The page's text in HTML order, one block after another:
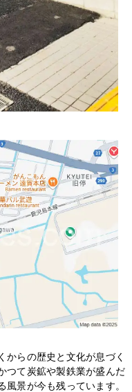
からの歴史と文化が息づく
つて炭鉱や製鉄業が盛んだ
景が今も残っています。